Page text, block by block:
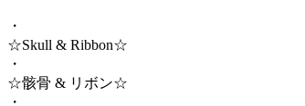
・
☆Skull & Ribbon☆
・
☆骸骨 & リボン☆
・